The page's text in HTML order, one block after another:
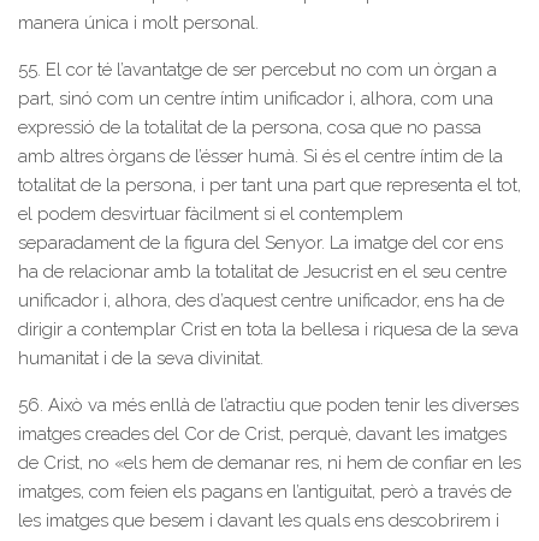
manera única i molt personal.
55. El cor té l’avantatge de ser percebut no com un òrgan a
part, sinó com un centre íntim unificador i, alhora, com una
expressió de la totalitat de la persona, cosa que no passa
amb altres òrgans de l’ésser humà. Si és el centre íntim de la
totalitat de la persona, i per tant una part que representa el tot,
el podem desvirtuar fàcilment si el contemplem
separadament de la figura del Senyor. La imatge del cor ens
ha de relacionar amb la totalitat de Jesucrist en el seu centre
unificador i, alhora, des d’aquest centre unificador, ens ha de
dirigir a contemplar Crist en tota la bellesa i riquesa de la seva
humanitat i de la seva divinitat.
56. Això va més enllà de l’atractiu que poden tenir les diverses
imatges creades del Cor de Crist, perquè, davant les imatges
de Crist, no «els hem de demanar res, ni hem de confiar en les
imatges, com feien els pagans en l’antiguitat, però a través de
les imatges que besem i davant les quals ens descobrirem i